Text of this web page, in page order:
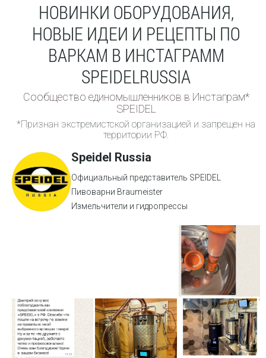
НОВИНКИ ОБОРУДОВАНИЯ,
НОВЫЕ ИДЕИ И РЕЦЕПТЫ ПО
ВАРКАМ В ИНСТАГРАММ
SPEIDELRUSSIA
Сообщество единомышленников в Инстаграм*
SPEIDEL
*Признан экстремистской организацией и запрещен на
территории РФ.
Speidel Russia
Официальный представитель SPEIDEL
Пивоварни Braumeister
Измельчители и гидропрессы